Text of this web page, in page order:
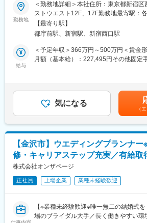
・アフターフォロー
・保険会社対応
※月に新規顧客は8名前後、面談数は月
のライフプランに関する相談にのってい
■当社の保険営業の魅力
婚活カウンセラーからの紹介案件が100
■働きやすさ
年間休日122日、残業平均15時間と非常
営業は土日がメインになることが多い
時間を遅くするなど柔軟性が高いです。
■当社について
IBJは、さまざまな婚活サービスとライ
し、
変更の範囲：会社の定める業務
■婚活企業の保険事業とは
当社の会員様に向けたご提案なので、新
く、顧客獲得に困ることはありません。
当社は成婚～生活まで人生に関わること
るため、
その信頼関係から受注率も高く、お客様
今後、当社の中で保険事業をさらに拡大
す。
近年、成婚された会員様からの信頼も高
■業務内容
婚活サービス事業部からの紹介で来店さ
設計や資産形成のアドバイスを行い、適
いただきます。
通常の保険営業と異なり、婚活カウンセ
100％！新規営業や飛び込み営業がなく
■業務詳細
・保険の相談（資産運用～住宅など幅広
勤務地
＜勤務地詳細＞本社住所：東京都新宿
ストウエスト12F、17F勤務地最寄駅：
策：屋内全面禁煙変更の範囲：会社の定
【最寄り駅】
都庁前駅、新宿駅、新宿西口駅
給与
＜予定年収＞366万円～500万円＜賃金
月額（基本給）：227,495円その他固定
（2月、8月）■賞与：年2回（2月、8月
（一律2.5万円／月）※業績に応じた賞与
賃金はあくまでも目安の金額であり、選
性があります。月給(月額)は固定手当を
気になる
（
【金沢市】ウエディングプランナ
修・キャリアステップ充実／有給取
株式会社オンザページ
正社員 上場企業 業種未経験歓迎
【※業種未経験歓迎※唯一無二の結婚式
場のブライダル大手／長く働きやすい環